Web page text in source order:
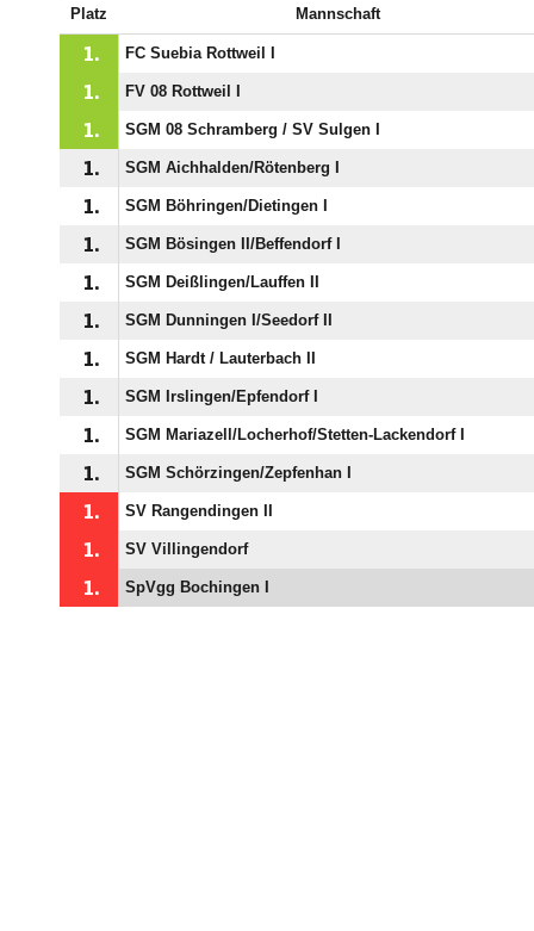
Platz Mannschaft
1. FC Suebia Rottweil I
1. FV 08 Rottweil I
1. SGM 08 Schramberg /​ SV Sulgen I
1. SGM Aichhalden/​Rötenberg I
1. SGM Böhringen/​Dietingen I
1. SGM Bösingen II/​Beffendorf I
1. SGM Deißlingen/​Lauffen II
1. SGM Dunningen I/​Seedorf II
1. SGM Hardt /​ Lauterbach II
1. SGM Irslingen/​Epfendorf I
1. SGM Mariazell/​Locherhof/​Stetten-Lackendorf I
1. SGM Schörzingen/​Zepfenhan I
1. SV Rangendingen II
1. SV Villingendorf
1. SpVgg Bochingen I